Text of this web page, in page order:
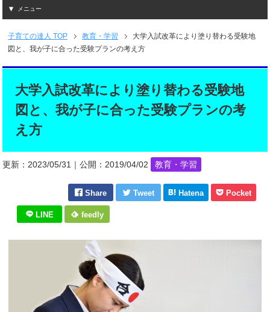
メニュー
子育ての達人 TOP 教育・学習
大学入試改革により塗り替わる受験地
図と、我が子に合った受験プランの考え方
大学入試改革により塗り替わる受験地
図と、我が子に合った受験プランの考
え方
更新：2023/05/31 ｜公開：2019/04/02 教育・学習
Share Tweet Hatena Pocket
LINE feedly